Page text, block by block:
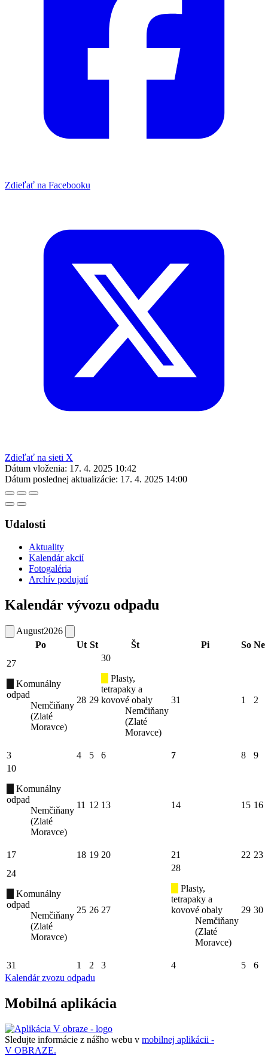
Zdieľať na Facebooku
Zdieľať na sieti X
Dátum vloženia: 17. 4. 2025 10:42
Dátum poslednej aktualizácie: 17. 4. 2025 14:00
Udalosti
Aktuality
Kalendár akcií
Fotogaléria
Archív podujatí
Kalendár vývozu odpadu
August2026
Po
Ut St Št Pi So Ne
27
Komunálny
odpad
Nemčiňany
(Zlaté
Moravce)
28 29
30
Plasty,
tetrapaky a
kovové obaly
Nemčiňany
(Zlaté
Moravce)
31 1 2
3 4 5 6 7 8
9
10
Komunálny
odpad
Nemčiňany
(Zlaté
Moravce)
11 12 13 14 15 16
17 18 19 20 21 22 23
24
Komunálny
odpad
Nemčiňany
(Zlaté
Moravce)
25 26 27
28
Plasty,
tetrapaky a
kovové obaly
Nemčiňany
(Zlaté
Moravce)
29 30
31 1 2 3 4 5
6
Kalendár zvozu odpadu
Mobilná aplikácia
Sledujte informácie z nášho webu v mobilnej aplikácii -
V OBRAZE.